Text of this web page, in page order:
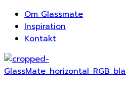
Om Glassmate
Inspiration
Kontakt